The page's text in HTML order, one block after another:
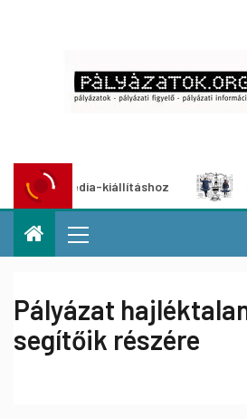
kiállításhoz
Pályázat
segítőik részére